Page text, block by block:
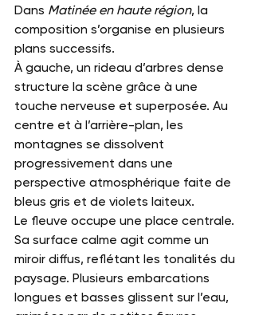
Dans Matinée en haute région, la
composition s’organise en plusieurs
plans successifs.
À gauche, un rideau d’arbres dense
structure la scène grâce à une
touche nerveuse et superposée. Au
centre et à l’arrière-plan, les
montagnes se dissolvent
progressivement dans une
perspective atmosphérique faite de
bleus gris et de violets laiteux.
Le fleuve occupe une place centrale.
Sa surface calme agit comme un
miroir diffus, reflétant les tonalités du
paysage. Plusieurs embarcations
longues et basses glissent sur l’eau,